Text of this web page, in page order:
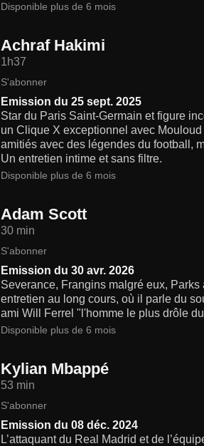
Disponible plus de 6 mois
Achraf Hakimi
1h37
S'abonner
Emission du 25 sept. 2025
Star du Paris Saint-Germain et figure
un Clique X exceptionnel avec
amitiés avec des légendes du football,
Un entretien intime et sans filtre.
Disponible plus de 6 mois
Adam Scott
30 min
S'abonner
Emission du 30 avr. 2026
Severance, Frangins malgré eux,
entretien au long cours, où il parle du
ami Will Ferrel "l'homme le plus drôle
Disponible plus de 6 mois
Kylian Mbappé
53 min
S'abonner
Emission du 08 déc. 2024
L’attaquant du Real Madrid et de